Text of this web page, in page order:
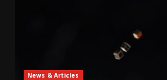
News & Articles